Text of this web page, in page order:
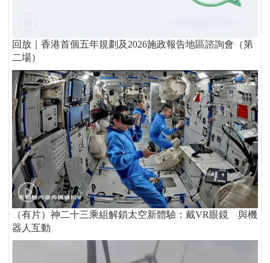
回放｜香港首個五年規劃及2026施政報告地區諮詢會（第
二場）
（有片）神二十三乘組解鎖太空新體驗：戴VR眼鏡 與機
器人互動